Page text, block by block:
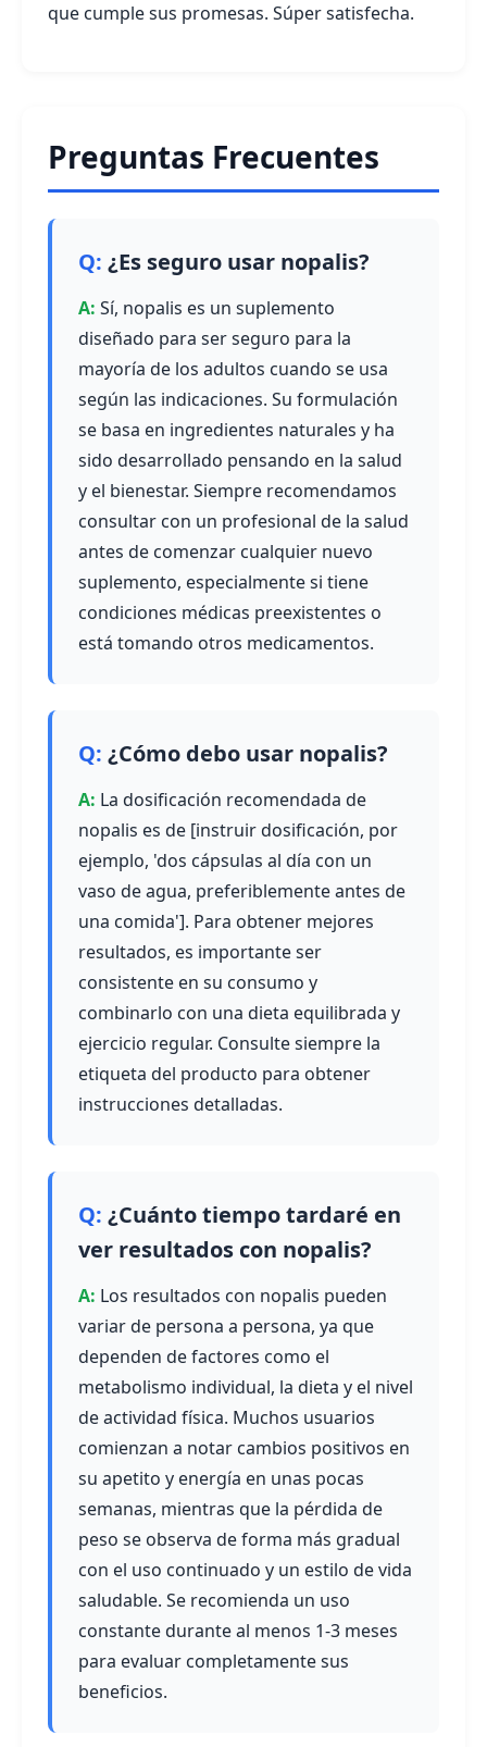
que cumple sus promesas. Súper satisfecha.
Preguntas Frecuentes
¿Es seguro usar nopalis?
Sí, nopalis es un suplemento
diseñado para ser seguro para la
mayoría de los adultos cuando se usa
según las indicaciones. Su formulación
se basa en ingredientes naturales y ha
sido desarrollado pensando en la salud
y el bienestar. Siempre recomendamos
consultar con un profesional de la salud
antes de comenzar cualquier nuevo
suplemento, especialmente si tiene
condiciones médicas preexistentes o
está tomando otros medicamentos.
¿Cómo debo usar nopalis?
La dosificación recomendada de
nopalis es de [instruir dosificación, por
ejemplo, 'dos cápsulas al día con un
vaso de agua, preferiblemente antes de
una comida']. Para obtener mejores
resultados, es importante ser
consistente en su consumo y
combinarlo con una dieta equilibrada y
ejercicio regular. Consulte siempre la
etiqueta del producto para obtener
instrucciones detalladas.
¿Cuánto tiempo tardaré en
ver resultados con nopalis?
Los resultados con nopalis pueden
variar de persona a persona, ya que
dependen de factores como el
metabolismo individual, la dieta y el nivel
de actividad física. Muchos usuarios
comienzan a notar cambios positivos en
su apetito y energía en unas pocas
semanas, mientras que la pérdida de
peso se observa de forma más gradual
con el uso continuado y un estilo de vida
saludable. Se recomienda un uso
constante durante al menos 1-3 meses
para evaluar completamente sus
beneficios.